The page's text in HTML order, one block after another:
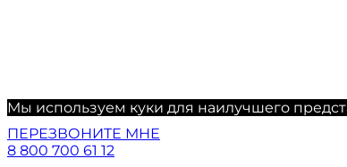
Мы используем куки для наилучшего
ПЕРЕЗВОНИТЕ МНЕ
8 800 700 61 12